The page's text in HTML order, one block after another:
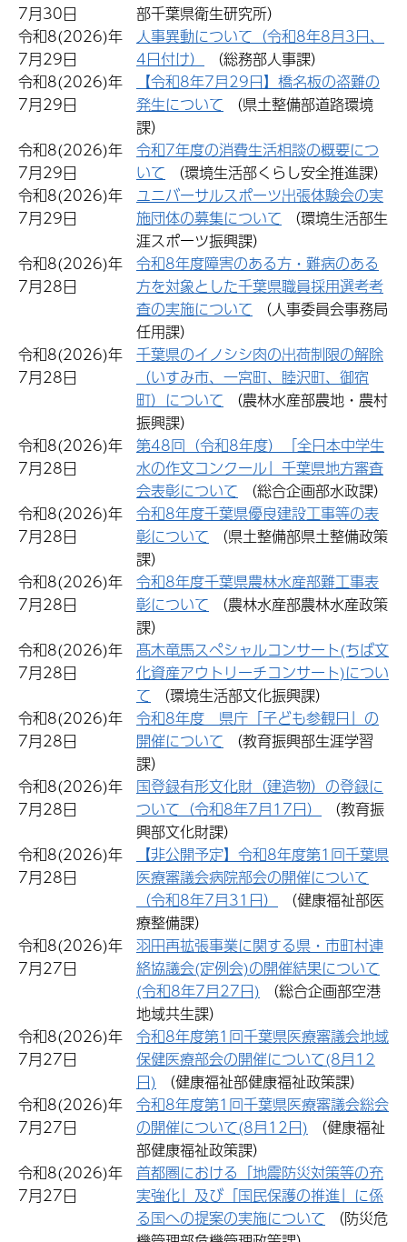
7月30日
部千葉県衛生研究所）
令和8(2026)年
7月29日
人事異動について（令和8年8月3日、
4日付け）
（総務部人事課）
令和8(2026)年
7月29日
【令和8年7月29日】橋名板の盗難の
発生について （県土整備部道路環境
課）
令和8(2026)年
7月29日
令和7年度の消費生活相談の概要につ
いて （環境生活部くらし安全推進課）
令和8(2026)年
7月29日
ユニバーサルスポーツ出張体験会の実
施団体の募集について （環境生活部生
涯スポーツ振興課）
令和8(2026)年
7月28日
令和8年度障害のある方・難病のある
方を対象とした千葉県職員採用選考考
査の実施について （人事委員会事務局
任用課）
令和8(2026)年
7月28日
千葉県のイノシシ肉の出荷制限の解除
（いすみ市、一宮町、睦沢町、御宿
町）について （農林水産部農地・農村
振興課）
令和8(2026)年
7月28日
第48回（令和8年度）「全日本中学生
水の作文コンクール」千葉県地方審査
会表彰について （総合企画部水政課）
令和8(2026)年
7月28日
令和8年度千葉県優良建設工事等の表
彰について （県土整備部県土整備政策
課）
令和8(2026)年
7月28日
令和8年度千葉県農林水産部難工事表
彰について （農林水産部農林水産政策
課）
令和8(2026)年
7月28日
髙木竜馬スペシャルコンサート(ちば文
化資産アウトリーチコンサート)につい
て （環境生活部文化振興課）
令和8(2026)年
7月28日
令和8年度 県庁「子ども参観日」の
開催について （教育振興部生涯学習
課）
令和8(2026)年
7月28日
国登録有形文化財（建造物）の登録に
ついて（令和8年7月17日）
（教育振
興部文化財課）
令和8(2026)年
7月28日
【非公開予定】令和8年度第1回千葉県
医療審議会病院部会の開催について
（令和8年7月31日）
（健康福祉部医
療整備課）
令和8(2026)年
7月27日
羽田再拡張事業に関する県・市町村連
絡協議会(定例会)の開催結果について
(令和8年7月27日) （総合企画部空港
地域共生課）
令和8(2026)年
7月27日
令和8年度第1回千葉県医療審議会地域
保健医療部会の開催について(8月12
日) （健康福祉部健康福祉政策課）
令和8(2026)年
7月27日
令和8年度第1回千葉県医療審議会総会
の開催について(8月12日) （健康福祉
部健康福祉政策課）
令和8(2026)年
7月27日
首都圏における「地震防災対策等の充
実強化」及び「国民保護の推進」に係
る国への提案の実施について （防災危